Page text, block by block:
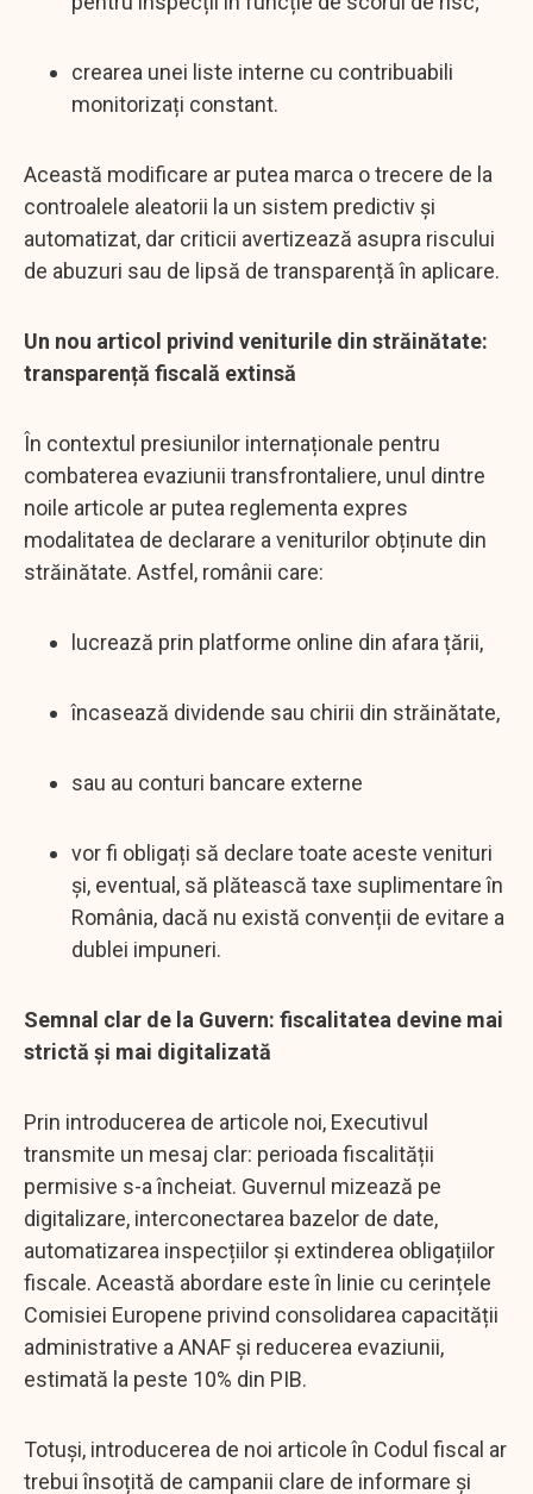
crearea unei liste interne cu contribuabili
monitorizați constant.
Această modificare ar putea marca o trecere de la
controalele aleatorii la un sistem predictiv și
automatizat, dar criticii avertizează asupra riscului
de abuzuri sau de lipsă de transparență în aplicare.
Un nou articol privind veniturile din străinătate:
transparență fiscală extinsă
În contextul presiunilor internaționale pentru
combaterea evaziunii transfrontaliere, unul dintre
noile articole ar putea reglementa expres
modalitatea de declarare a veniturilor obținute din
străinătate. Astfel, românii care:
lucrează prin platforme online din afara țării,
încasează dividende sau chirii din străinătate,
sau au conturi bancare externe
vor fi obligați să declare toate aceste venituri
și, eventual, să plătească taxe suplimentare în
România, dacă nu există convenții de evitare a
dublei impuneri.
Semnal clar de la Guvern: fiscalitatea devine mai
strictă și mai digitalizată
Prin introducerea de articole noi, Executivul
transmite un mesaj clar: perioada fiscalității
permisive s-a încheiat. Guvernul mizează pe
digitalizare, interconectarea bazelor de date,
automatizarea inspecțiilor și extinderea obligațiilor
fiscale. Această abordare este în linie cu cerințele
Comisiei Europene privind consolidarea capacității
administrative a ANAF și reducerea evaziunii,
estimată la peste 10% din PIB.
Totuși, introducerea de noi articole în Codul fiscal ar
trebui însoțită de campanii clare de informare și